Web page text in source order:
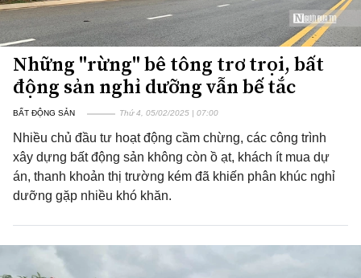
Những "rừng" bê tông trơ trọi, bất
động sản nghỉ dưỡng vẫn bế tắc
BẤT ĐỘNG SẢN Thứ 4, 05/02/2025 | 07:00
Nhiều chủ đầu tư hoạt động cầm chừng, các công trình
xây dựng bất động sản không còn ồ ạt, khách ít mua dự
án, thanh khoản thị trường kém đã khiến phân khúc nghỉ
dưỡng gặp nhiều khó khăn.